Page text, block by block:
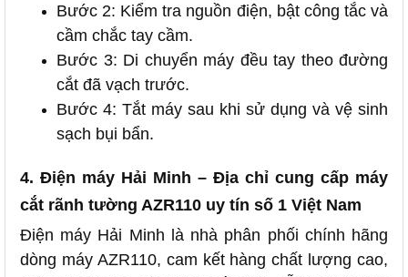
Bước 2: Kiểm tra nguồn điện, bật công tắc và
cầm chắc tay cầm.
Bước 3: Di chuyển máy đều tay theo đường
cắt đã vạch trước.
Bước 4: Tắt máy sau khi sử dụng và vệ sinh
sạch bụi bẩn.
4. Điện máy Hải Minh – Địa chỉ cung cấp máy
cắt rãnh tường AZR110 uy tín số 1 Việt Nam
Điện máy Hải Minh là nhà phân phối chính hãng
dòng máy AZR110, cam kết hàng chất lượng cao,